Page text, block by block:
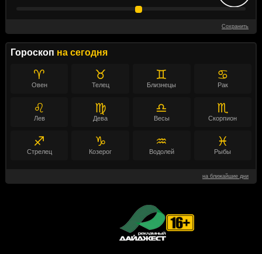
Сохранить
Гороскоп на сегодня
♈
Овен
♉
Телец
♊
Близнецы
♋
Рак
♌
Лев
♍
Дева
♎
Весы
♏
Скорпион
♐
Стрелец
♑
Козерог
♒
Водолей
♓
Рыбы
на ближайшие дни